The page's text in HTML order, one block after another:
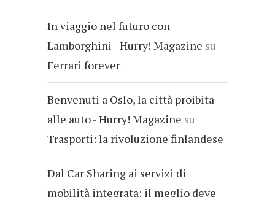
In viaggio nel futuro con
Lamborghini - Hurry! Magazine su
Ferrari forever
Benvenuti a Oslo, la città proibita
alle auto - Hurry! Magazine su
Trasporti: la rivoluzione finlandese
Dal Car Sharing ai servizi di
mobilità integrata: il meglio deve